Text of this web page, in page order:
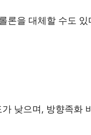
론을 대체할 수도 있
낮으며, 방향족화